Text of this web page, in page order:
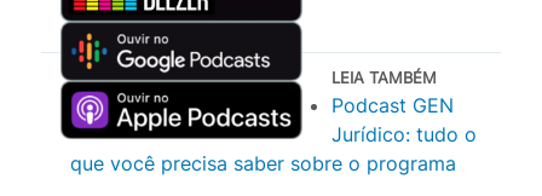
LEIA TAMBÉM
Podcast GEN
Jurídico: tudo o
que você precisa saber sobre o programa